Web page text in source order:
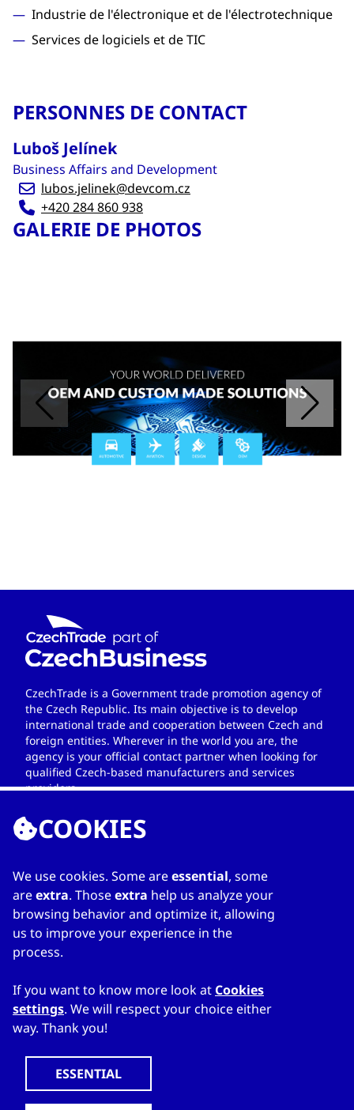
Industrie de l'électronique et de l'électrotechnique
Services de logiciels et de TIC
PERSONNES DE CONTACT
Luboš Jelínek
Business Affairs and Development
lubos.jelinek@devcom.cz
+420 284 860 938
GALERIE DE PHOTOS
CzechTrade is a Government trade promotion agency of
the Czech Republic. Its main objective is to develop
international trade and cooperation between Czech and
foreign entities. Wherever in the world you are, the
agency is your official contact partner when looking for
qualified Czech-based manufacturers and services
providers.
LIENS
Home
Sur le répertoire
Ma liste
WWW.CZECHTRADEOFFICES.COM
COOKIES
We use cookies. Some areessential, some
areextra. Thoseextra help us analyze your
browsing behavior and optimize it, allowing
us to improve your experience in the
process.
If you want to know more look at Cookies
settings. We will respect your choice either
way. Thank you!